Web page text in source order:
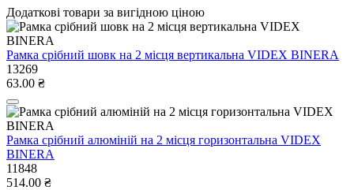
Додаткові товари за вигідною ціною
Рамка срібний шовк на 2 місця вертикальна VIDEX BINERA
13269
63.00 ₴
Рамка срібний алюміній на 2 місця горизонтальна VIDEX
BINERA
11848
514.00 ₴